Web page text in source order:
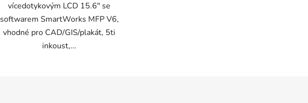
vícedotykovým LCD 15.6" se
softwarem SmartWorks MFP V6,
vhodné pro CAD/GIS/plakát, 5ti
inkoust,...